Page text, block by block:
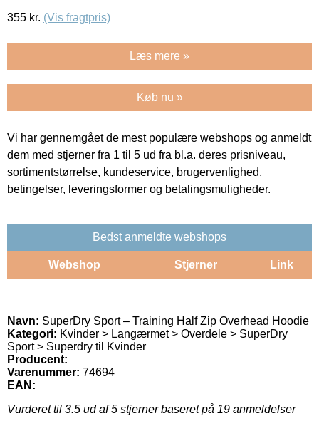
355 kr. (Vis fragtpris)
Læs mere »
Køb nu »
Vi har gennemgået de mest populære webshops og anmeldt
dem med stjerner fra 1 til 5 ud fra bl.a. deres prisniveau,
sortimentstørrelse, kundeservice, brugervenlighed,
betingelser, leveringsformer og betalingsmuligheder.
Bedst anmeldte webshops
Webshop Stjerner Link
Navn: SuperDry Sport – Training Half Zip Overhead Hoodie
Kategori: Kvinder > Langærmet > Overdele > SuperDry
Sport > Superdry til Kvinder
Producent:
Varenummer: 74694
EAN:
Vurderet til 3.5 ud af 5 stjerner baseret på 19 anmeldelser